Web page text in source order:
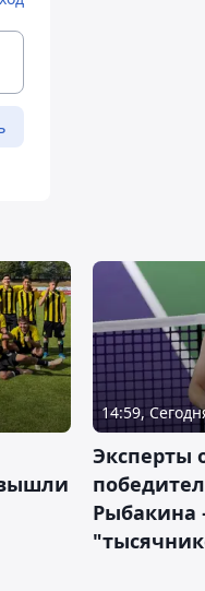
14:59,
Эксперты
Рыбакина